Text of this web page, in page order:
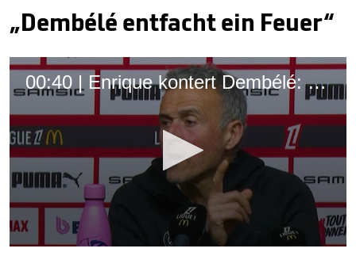
„Dembélé entfacht ein Feuer“
00:40 | Enrique kontert Dembélé: "Völlig wertlos"